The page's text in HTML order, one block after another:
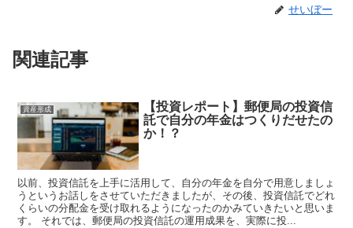
せいぼー
関連記事
資産形成
【投資レポート】郵便局の投資信
託で自分の年金はつくりだせたの
か！？
以前、投資信託を上手に活用して、自分の年金を自分で用意しましょ
うというお話しをさせていただきましたが、その後、投資信託でどれ
くらいの分配金を受け取れるようになったのかみていきたいと思いま
す。 それでは、郵便局の投資信託の運用成果を、実際に投...